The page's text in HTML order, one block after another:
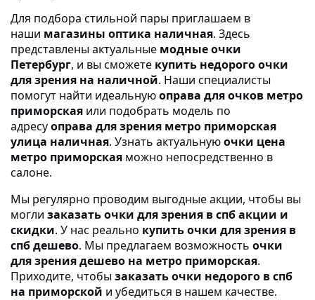
Для подбора стильной пары приглашаем в
наши магазины оптика наличная. Здесь
представлены актуальные модные очки
Петербург, и вы сможете купить недорого очки
для зрения на наличной. Наши специалисты
помогут найти идеальнуюоправа для очков метро
приморская или подобрать модель по
адресуоправа для зрения метро приморская
улица наличная. Узнать актуальнуюочки цена
метро приморская можно непосредственно в
салоне.
Мы регулярно проводим выгодные акции, чтобы вы
могли заказать очки для зрения в спб акции и
скидки. У нас реально купить очки для зрения в
спб дешево. Мы предлагаем возможность очки
для зрения дешево на метро приморская.
Приходите, чтобы заказать очки недорого в спб
на приморской и убедиться в нашем качестве.